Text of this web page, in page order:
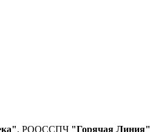
, РООССПЧ "Горячая Линия"